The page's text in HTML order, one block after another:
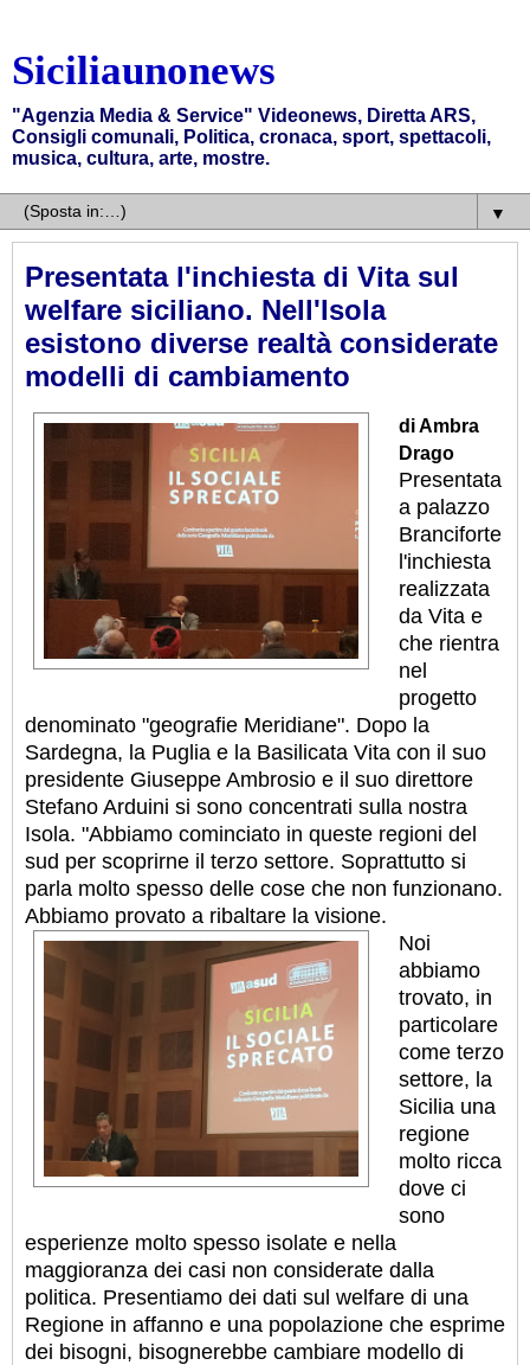
Siciliaunonews
"Agenzia Media & Service" Videonews, Diretta ARS,
Consigli comunali, Politica, cronaca, sport, spettacoli,
musica, cultura, arte, mostre.
▼
Presentata l'inchiesta di Vita sul
welfare siciliano. Nell'Isola
esistono diverse realtà considerate
modelli di cambiamento
di Ambra
Drago
Presentata
a palazzo
Branciforte
l'inchiesta
realizzata
da Vita e
che rientra
nel
progetto
denominato "geografie Meridiane". Dopo la
Sardegna, la Puglia e la Basilicata Vita con il suo
presidente Giuseppe Ambrosio e il suo direttore
Stefano Arduini si sono concentrati sulla nostra
Isola. "Abbiamo cominciato in queste regioni del
sud per scoprirne il terzo settore. Soprattutto si
parla molto spesso delle cose che non funzionano.
Abbiamo provato a ribaltare la visione.
Noi
abbiamo
trovato, in
particolare
come terzo
settore, la
Sicilia una
regione
molto ricca
dove ci
sono
esperienze molto spesso isolate e nella
maggioranza dei casi non considerate dalla
politica. Presentiamo dei dati sul welfare di una
Regione in affanno e una popolazione che esprime
dei bisogni, bisognerebbe cambiare modello di